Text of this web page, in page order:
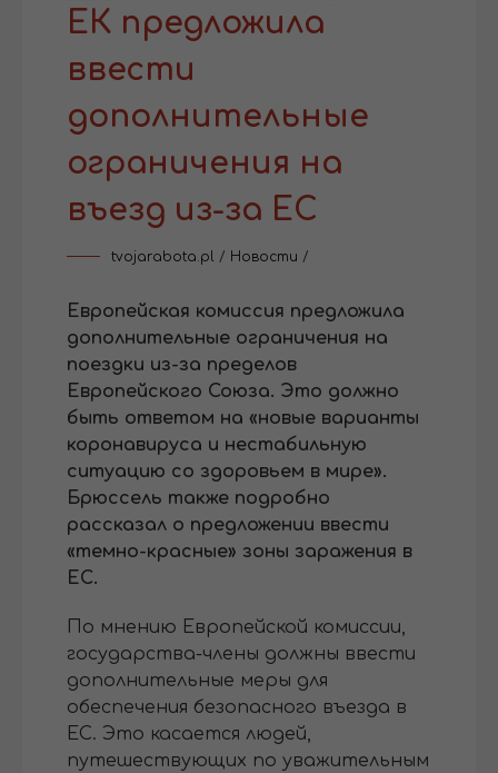
ЕК предложила
ввести
дополнительные
ограничения на
въезд из-за ЕС
tvojarabota.pl / Новости /
Европейская комиссия предложила
дополнительные ограничения на
поездки из-за пределов
Европейского Союза. Это должно
быть ответом на «новые варианты
коронавируса и нестабильную
ситуацию со здоровьем в мире».
Брюссель также подробно
рассказал о предложении ввести
«темно-красные» зоны заражения в
ЕС.
По мнению Европейской комиссии,
государства-члены должны ввести
дополнительные меры для
обеспечения безопасного въезда в
ЕС. Это касается людей,
путешествующих по уважительным